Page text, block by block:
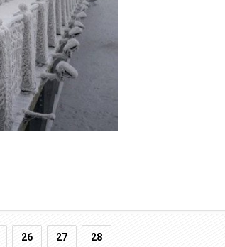
26 27 28